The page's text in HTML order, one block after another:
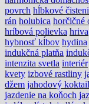
povrch hĺbkové
rán holubica horčičné
hríbová polievka hriva
hybnosť kĺbov hydina
indukčná platňa
intenzita svetla interiér
kvety izbové rastliny
džem jahodový koktail
jazdenie na koňoch